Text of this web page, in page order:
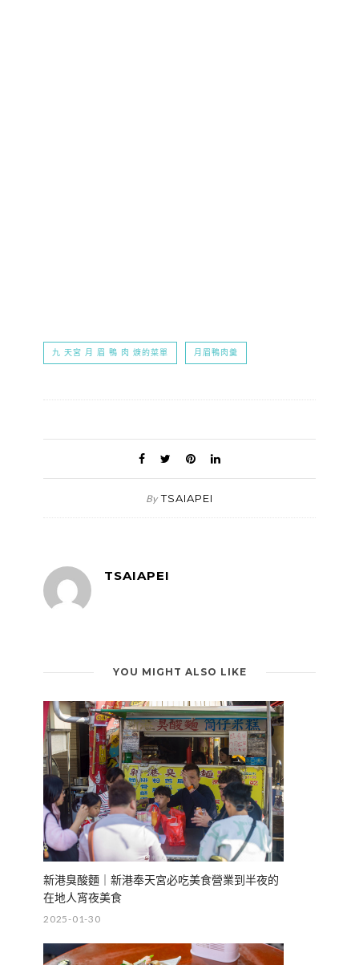
九 天宮 月 眉 鴨 肉 焿的菜單 月眉鴨肉羹
By TSAIAPEI
TSAIAPEI
YOU MIGHT ALSO LIKE
新港臭酸麵｜新港奉天宮必吃美食營業到半夜的
在地人宵夜美食
2025-01-30